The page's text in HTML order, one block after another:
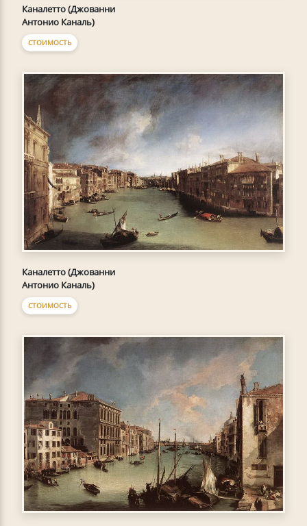
Каналетто (Джованни
Антонио Каналь)
СТОИМОСТЬ
Каналетто (Джованни
Антонио Каналь)
СТОИМОСТЬ